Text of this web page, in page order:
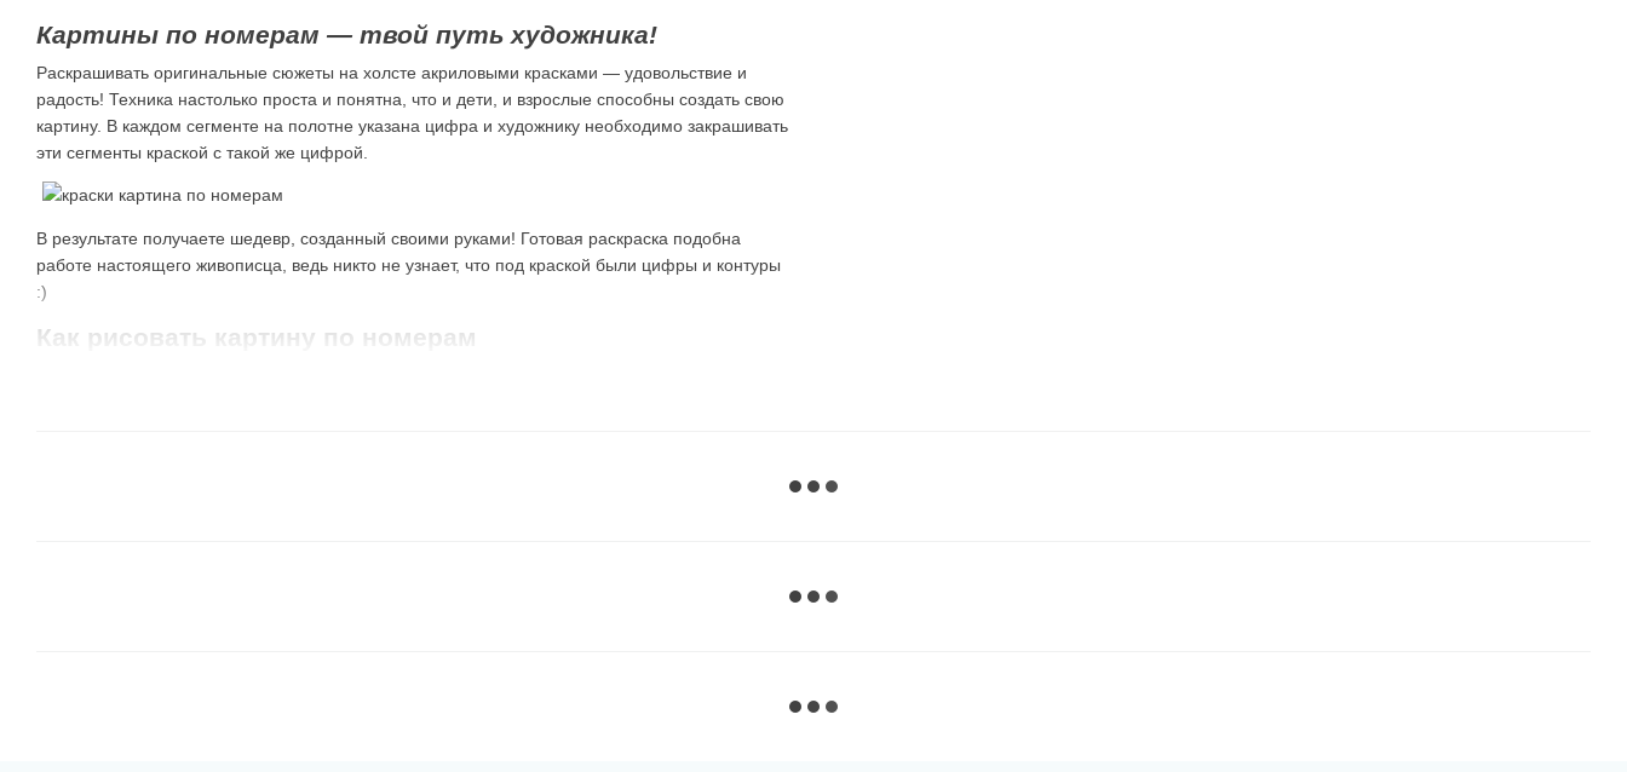
Картины по номерам — твой путь художника!
Раскрашивать оригинальные сюжеты на холсте акриловыми красками — удовольствие и
радость! Техника настолько проста и понятна, что и дети, и взрослые способны создать свою
картину. В каждом сегменте на полотне указана цифра и художнику необходимо закрашивать
эти сегменты краской с такой же цифрой.
В результате получаете шедевр, созданный своими руками! Готовая раскраска подобна
работе настоящего живописца, ведь никто не узнает, что под краской были цифры и контуры
:)
Как рисовать картину по номерам